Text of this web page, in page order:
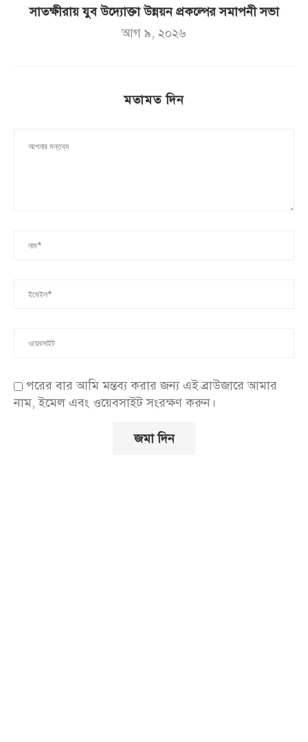
সাতক্ষীরায় যুব উদ্যোক্তা উন্নয়ন প্রকল্পের সমাপনী সভা
আগ ৯, ২০২৬
মতামত দিন
পরের বার আমি মন্তব্য করার জন্য এই ব্রাউজারে আমার
নাম, ইমেল এবং ওয়েবসাইট সংরক্ষণ করুন।